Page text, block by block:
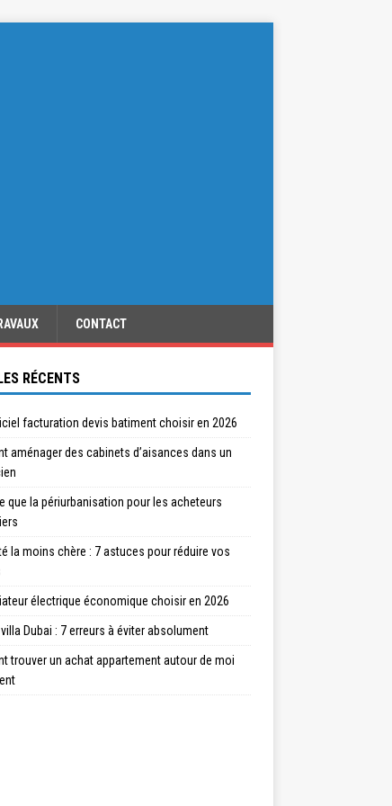
CONTACT
RÉCENTS
facturation devis batiment choisir en 2026
aménager des cabinets d’aisances dans un
que la périurbanisation pour les acheteurs
la moins chère : 7 astuces pour réduire vos
électrique économique choisir en 2026
Dubai : 7 erreurs à éviter absolument
trouver un achat appartement autour de moi